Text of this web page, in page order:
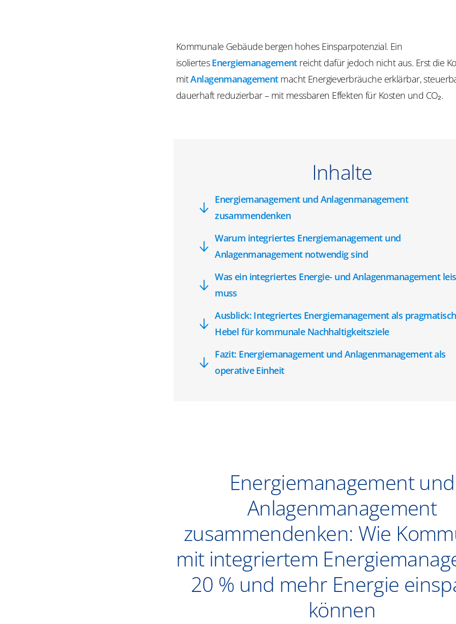
Kommunale Gebäude bergen hohes Einsparpotenzial. Ein
isoliertesEnergiemanagement reicht dafür jedoch nicht aus. Erst die
mitAnlagenmanagement macht Energieverbräuche erklärbar,
dauerhaft reduzierbar – mit messbaren Effekten für Kosten und CO₂.
Inhalte
Energiemanagement und Anlagenmanagement
zusammendenken
Warum integriertes Energiemanagement und
Anlagenmanagement notwendig sind
Was ein integriertes Energie- und Anlagenmanagement
muss
Ausblick: Integriertes Energiemanagement als
Hebel für kommunale Nachhaltigkeitsziele
Fazit: Energiemanagement und Anlagenmanagement als
operative Einheit
Energiemanagement und
Anlagenmanagement
zusammendenken: Wie
mit integriertem
20 % und mehr Energie
können